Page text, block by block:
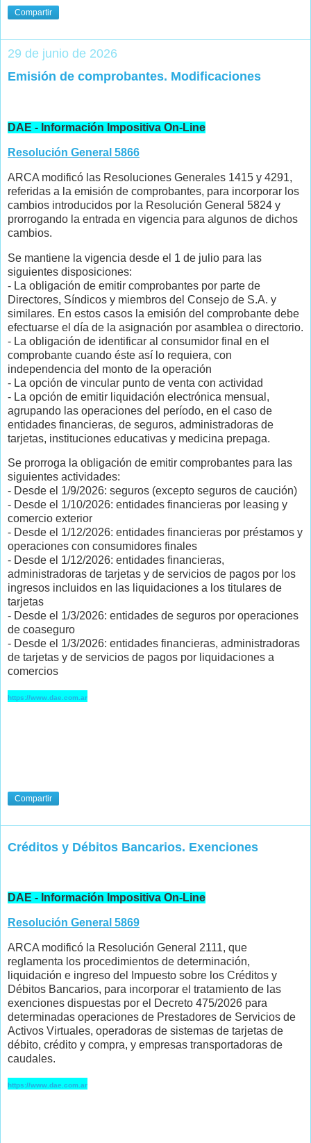
Compartir
29 de junio de 2026
Emisión de comprobantes. Modificaciones
DAE - Información Impositiva On-Line
Resolución General 5866
ARCA modificó las Resoluciones Generales 1415 y 4291,
referidas a la emisión de comprobantes, para incorporar los
cambios introducidos por la Resolución General 5824 y
prorrogando la entrada en vigencia para algunos de dichos
cambios.
Se mantiene la vigencia desde el 1 de julio para las
siguientes disposiciones:
- La obligación de emitir comprobantes por parte de
Directores, Síndicos y miembros del Consejo de S.A. y
similares. En estos casos la emisión del comprobante debe
efectuarse el día de la asignación por asamblea o directorio.
- La obligación de identificar al consumidor final en el
comprobante cuando éste así lo requiera, con
independencia del monto de la operación
- La opción de vincular punto de venta con actividad
- La opción de emitir liquidación electrónica mensual,
agrupando las operaciones del período, en el caso de
entidades financieras, de seguros, administradoras de
tarjetas, instituciones educativas y medicina prepaga.
Se prorroga la obligación de emitir comprobantes para las
siguientes actividades:
- Desde el 1/9/2026: seguros (excepto seguros de caución)
- Desde el 1/10/2026: entidades financieras por leasing y
comercio exterior
- Desde el 1/12/2026: entidades financieras por préstamos y
operaciones con consumidores finales
- Desde el 1/12/2026: entidades financieras,
administradoras de tarjetas y de servicios de pagos por los
ingresos incluidos en las liquidaciones a los titulares de
tarjetas
- Desde el 1/3/2026: entidades de seguros por operaciones
de coaseguro
- Desde el 1/3/2026: entidades financieras, administradoras
de tarjetas y de servicios de pagos por liquidaciones a
comercios
https://www.dae.com.ar
Compartir
Créditos y Débitos Bancarios. Exenciones
DAE - Información Impositiva On-Line
Resolución General 5869
ARCA modificó la Resolución General 2111, que
reglamenta los procedimientos de determinación,
liquidación e ingreso del Impuesto sobre los Créditos y
Débitos Bancarios, para incorporar el tratamiento de las
exenciones dispuestas por el Decreto 475/2026 para
determinadas operaciones de Prestadores de Servicios de
Activos Virtuales, operadoras de sistemas de tarjetas de
débito, crédito y compra, y empresas transportadoras de
caudales.
https://www.dae.com.ar